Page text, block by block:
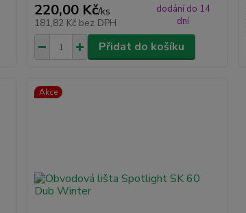
220,00 Kč/ks
181,82 Kč bez DPH
dodání do 14
dní
Přidat do košíku
Akce